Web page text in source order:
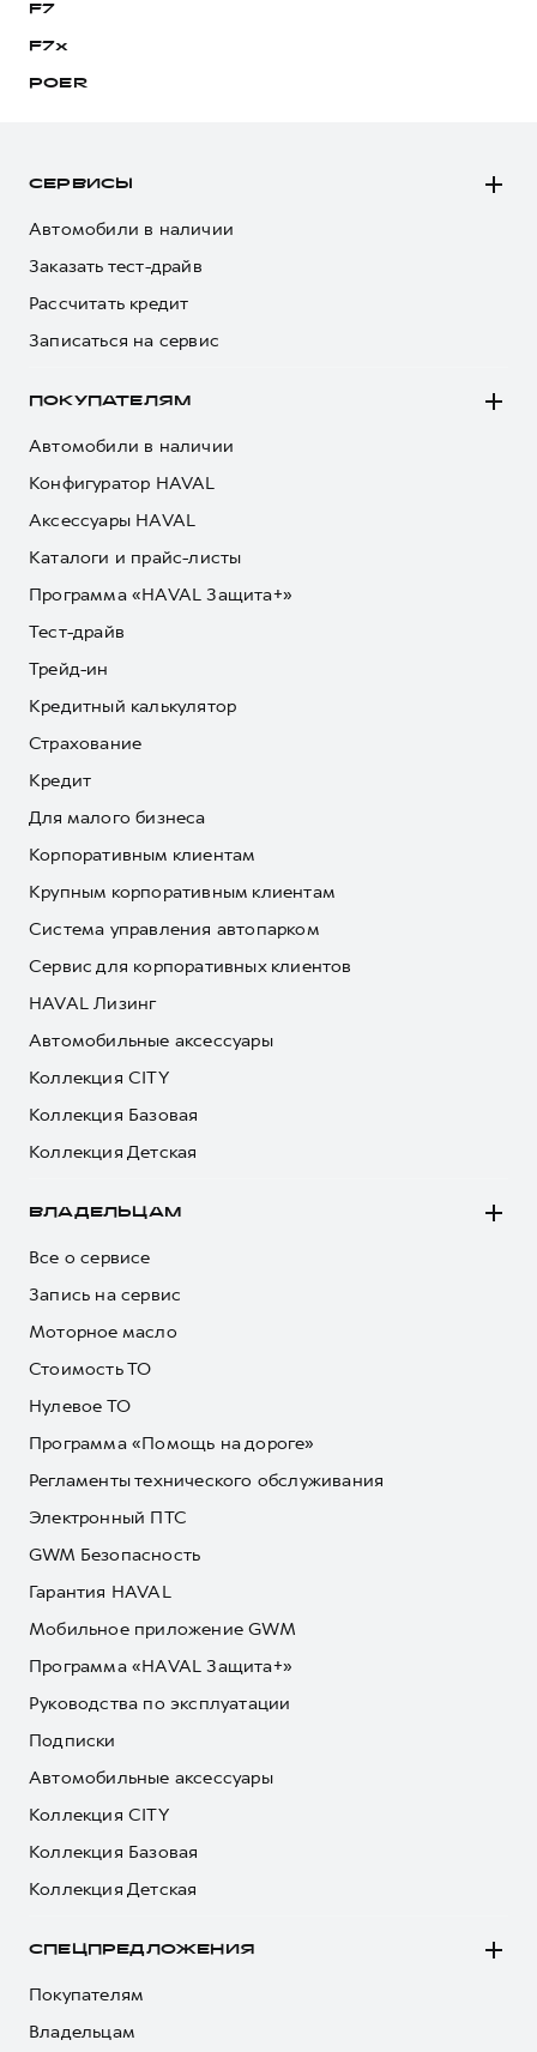
F7
F7x
POER
СЕРВИСЫ
Автомобили в наличии
Заказать тест-драйв
Рассчитать кредит
Записаться на сервис
ПОКУПАТЕЛЯМ
Автомобили в наличии
Конфигуратор HAVAL
Аксессуары HAVAL
Каталоги и прайс-листы
Программа «HAVAL Защита+»
Тест-драйв
Трейд-ин
Кредитный калькулятор
Страхование
Кредит
Для малого бизнеса
Корпоративным клиентам
Крупным корпоративным клиентам
Система управления автопарком
Сервис для корпоративных клиентов
HAVAL Лизинг
Автомобильные аксессуары
Коллекция CITY
Коллекция Базовая
Коллекция Детская
ВЛАДЕЛЬЦАМ
Все о сервисе
Запись на сервис
Моторное масло
Стоимость ТО
Нулевое ТО
Программа «Помощь на дороге»
Регламенты технического обслуживания
Электронный ПТС
GWM Безопасность
Гарантия HAVAL
Мобильное приложение GWM
Программа «HAVAL Защита+»
Руководства по эксплуатации
Подписки
Автомобильные аксессуары
Коллекция CITY
Коллекция Базовая
Коллекция Детская
СПЕЦПРЕДЛОЖЕНИЯ
Покупателям
Владельцам